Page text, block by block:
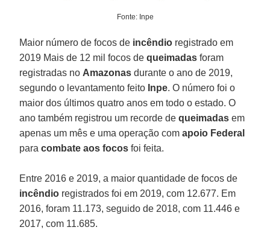
Fonte: Inpe
Maior número de focos de incêndio registrado em
2019 Mais de 12 mil focos dequeimadas foram
registradas no Amazonas durante o ano de 2019,
segundo o levantamento feito Inpe. O número foi o
maior dos últimos quatro anos em todo o estado. O
ano também registrou um recorde dequeimadas em
apenas um mês e uma operação comapoio Federal
paracombate aos focos foi feita.
Entre 2016 e 2019, a maior quantidade de focos de
incêndio registrados foi em 2019, com 12.677. Em
2016, foram 11.173, seguido de 2018, com 11.446 e
2017, com 11.685.